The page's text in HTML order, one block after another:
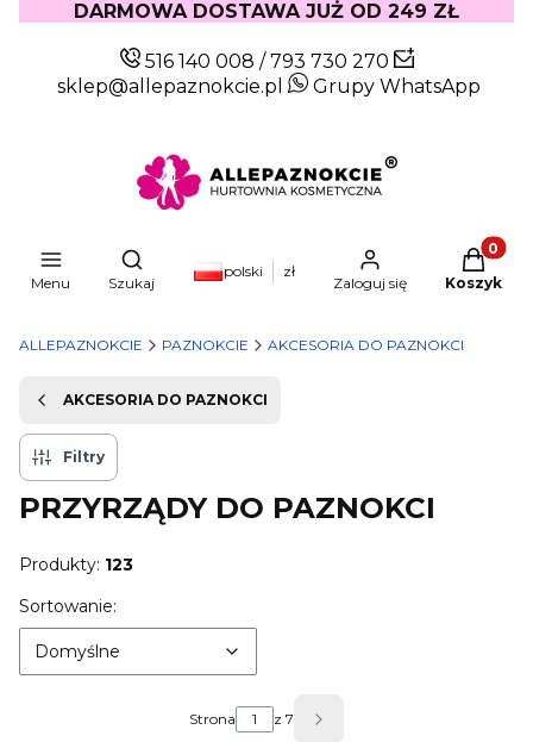
DARMOWA DOSTAWA JUŻ OD 249 ZŁ
516 140 008 /793 730 270
sklep@allepaznokcie.pl
Grupy WhatsApp
Menu
Otwórz wyszukiwarkę
Szukaj
polski zł
Zaloguj się Koszyk
ALLEPAZNOKCIE PAZNOKCIE AKCESORIA DO PAZNOKCI
AKCESORIA DO PAZNOKCI
Filtry
PRZYRZĄDY DO PAZNOKCI
Produkty: 123
Lista produktów
Sortowanie:
Domyślne
Strona z 7 Następne produkty